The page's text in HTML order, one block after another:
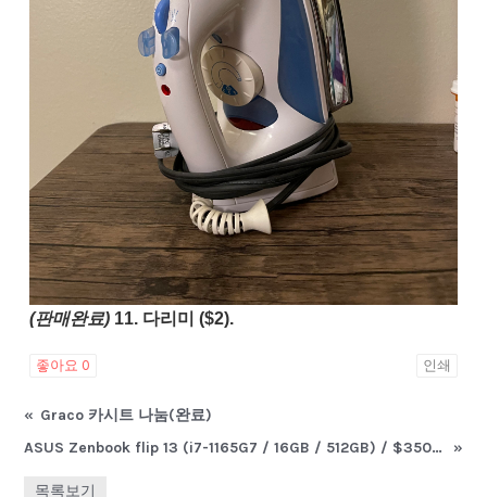
(판매완료) 11. 다리미 ($2).
좋아요 0 인쇄
« Graco 카시트 나눔(완료)
ASUS Zenbook flip 13 (i7-1165G7 / 16GB / 512GB) / $350(OBO)
»
목록보기